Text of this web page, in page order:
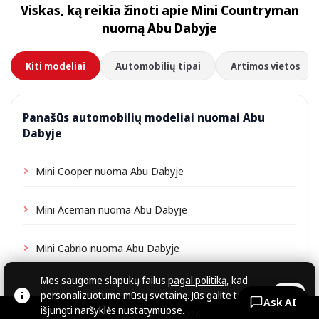
priklausomai nuo vietos gali būti taikomas nedidelis
pristatymo mokestis, visada nurodomas iš anksto.
Viskas, ką reikia žinoti apie Mini Countryman
nuomą Abu Dabyje
Kiti modeliai Automobilių tipai Artimos vietos
Panašūs automobilių modeliai nuomai Abu
Dabyje
Mini Cooper nuoma Abu Dabyje
Mini Aceman nuoma Abu Dabyje
Mini Cabrio nuoma Abu Dabyje
© CARZRENT, 2026.
Mes saugome slapukų failus pagal politiką, kad
personalizuotume mūsų svetainę. Jūs galite tai
išjungti naršyklės nustatymuose.
Ask AI